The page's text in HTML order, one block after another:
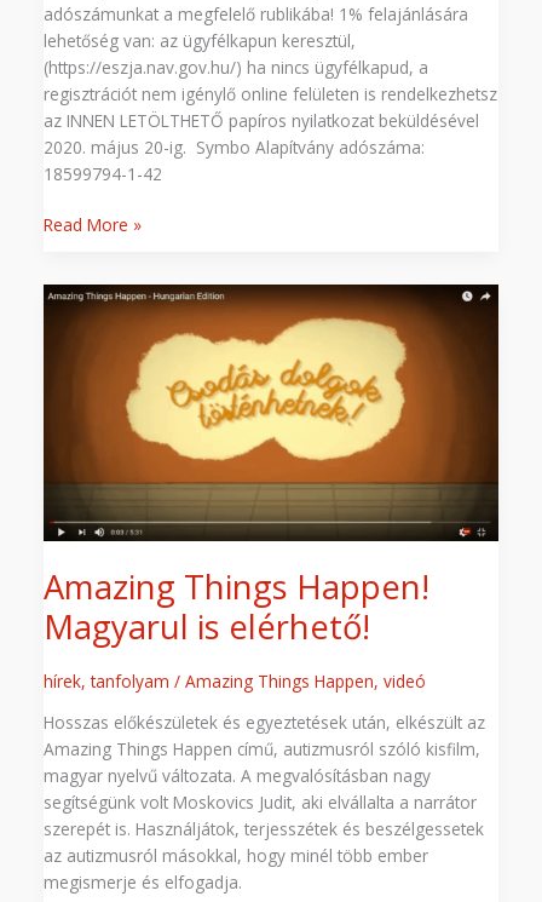
adószámunkat a megfelelő rublikába! 1% felajánlására
lehetőség van: az ügyfélkapun keresztül,
(https://eszja.nav.gov.hu/) ha nincs ügyfélkapud, a
regisztrációt nem igénylő online felületen is rendelkezhetsz
az INNEN LETÖLTHETŐ papíros nyilatkozat beküldésével
2020. május 20-ig. Symbo Alapítvány adószáma:
18599794-1-42
Read More »
Amazing Things Happen!
Magyarul is elérhető!
hírek,tanfolyam /Amazing Things Happen,videó
Hosszas előkészületek és egyeztetések után, elkészült az
Amazing Things Happen című, autizmusról szóló kisfilm,
magyar nyelvű változata. A megvalósításban nagy
segítségünk volt Moskovics Judit, aki elvállalta a narrátor
szerepét is. Használjátok, terjesszétek és beszélgessetek
az autizmusról másokkal, hogy minél több ember
megismerje és elfogadja.
Amazing